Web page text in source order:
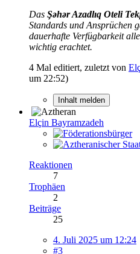
Das Şəhər Azadlıq Oteli
Standards und Ansprüchen
dauerhafte Verfügbarkeit
wichtig erachtet.
4 Mal editiert, zuletzt von
um 22:52)
Inhalt melden
Elçin Bayramzadeh
Reaktionen
7
Trophäen
2
Beiträge
25
4. Juli 2025 um 12:24
#3